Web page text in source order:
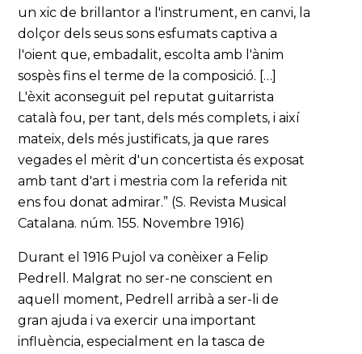
un xic de brillantor a l'instrument, en canvi, la
dolçor dels seus sons esfumats captiva a
l'oient que, embadalit, escolta amb l'ànim
sospès fins el terme de la composició. […]
L'èxit aconseguit pel reputat guitarrista
català fou, per tant, dels més complets, i així
mateix, dels més justificats, ja que rares
vegades el mèrit d'un concertista és exposat
amb tant d'art i mestria com la referida nit
ens fou donat admirar.” (S. Revista Musical
Catalana. núm. 155. Novembre 1916)
Durant el 1916 Pujol va conèixer a Felip
Pedrell. Malgrat no ser-ne conscient en
aquell moment, Pedrell arribà a ser-li de
gran ajuda i va exercir una important
influència, especialment en la tasca de